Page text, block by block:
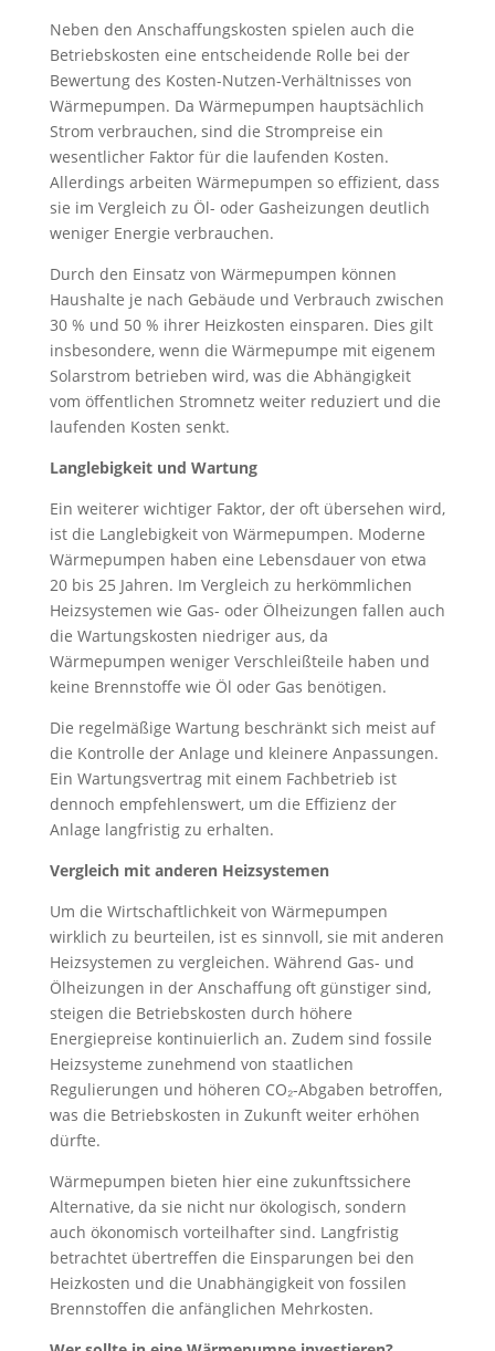
Neben den Anschaffungskosten spielen auch die
Betriebskosten eine entscheidende Rolle bei der
Bewertung des Kosten-Nutzen-Verhältnisses von
Wärmepumpen. Da Wärmepumpen hauptsächlich
Strom verbrauchen, sind die Strompreise ein
wesentlicher Faktor für die laufenden Kosten.
Allerdings arbeiten Wärmepumpen so effizient, dass
sie im Vergleich zu Öl- oder Gasheizungen deutlich
weniger Energie verbrauchen.
Durch den Einsatz von Wärmepumpen können
Haushalte je nach Gebäude und Verbrauch zwischen
30 % und 50 % ihrer Heizkosten einsparen. Dies gilt
insbesondere, wenn die Wärmepumpe mit eigenem
Solarstrom betrieben wird, was die Abhängigkeit
vom öffentlichen Stromnetz weiter reduziert und die
laufenden Kosten senkt.
Langlebigkeit und Wartung
Ein weiterer wichtiger Faktor, der oft übersehen wird,
ist die Langlebigkeit von Wärmepumpen. Moderne
Wärmepumpen haben eine Lebensdauer von etwa
20 bis 25 Jahren. Im Vergleich zu herkömmlichen
Heizsystemen wie Gas- oder Ölheizungen fallen auch
die Wartungskosten niedriger aus, da
Wärmepumpen weniger Verschleißteile haben und
keine Brennstoffe wie Öl oder Gas benötigen.
Die regelmäßige Wartung beschränkt sich meist auf
die Kontrolle der Anlage und kleinere Anpassungen.
Ein Wartungsvertrag mit einem Fachbetrieb ist
dennoch empfehlenswert, um die Effizienz der
Anlage langfristig zu erhalten.
Vergleich mit anderen Heizsystemen
Um die Wirtschaftlichkeit von Wärmepumpen
wirklich zu beurteilen, ist es sinnvoll, sie mit anderen
Heizsystemen zu vergleichen. Während Gas- und
Ölheizungen in der Anschaffung oft günstiger sind,
steigen die Betriebskosten durch höhere
Energiepreise kontinuierlich an. Zudem sind fossile
Heizsysteme zunehmend von staatlichen
Regulierungen und höheren CO₂-Abgaben betroffen,
was die Betriebskosten in Zukunft weiter erhöhen
dürfte.
Wärmepumpen bieten hier eine zukunftssichere
Alternative, da sie nicht nur ökologisch, sondern
auch ökonomisch vorteilhafter sind. Langfristig
betrachtet übertreffen die Einsparungen bei den
Heizkosten und die Unabhängigkeit von fossilen
Brennstoffen die anfänglichen Mehrkosten.